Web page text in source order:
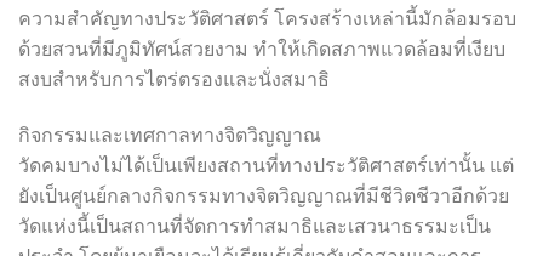
ความสำคัญทางประวัติศาสตร์ โครงสร้างเหล่านี้มักล้อมรอบ
ด้วยสวนที่มีภูมิทัศน์สวยงาม ทำให้เกิดสภาพแวดล้อมที่เงียบ
สงบสำหรับการไตร่ตรองและนั่งสมาธิ
กิจกรรมและเทศกาลทางจิตวิญญาณ
วัดคมบางไม่ได้เป็นเพียงสถานที่ทางประวัติศาสตร์เท่านั้น แต่
ยังเป็นศูนย์กลางกิจกรรมทางจิตวิญญาณที่มีชีวิตชีวาอีกด้วย
วัดแห่งนี้เป็นสถานที่จัดการทำสมาธิและเสวนาธรรมะเป็น